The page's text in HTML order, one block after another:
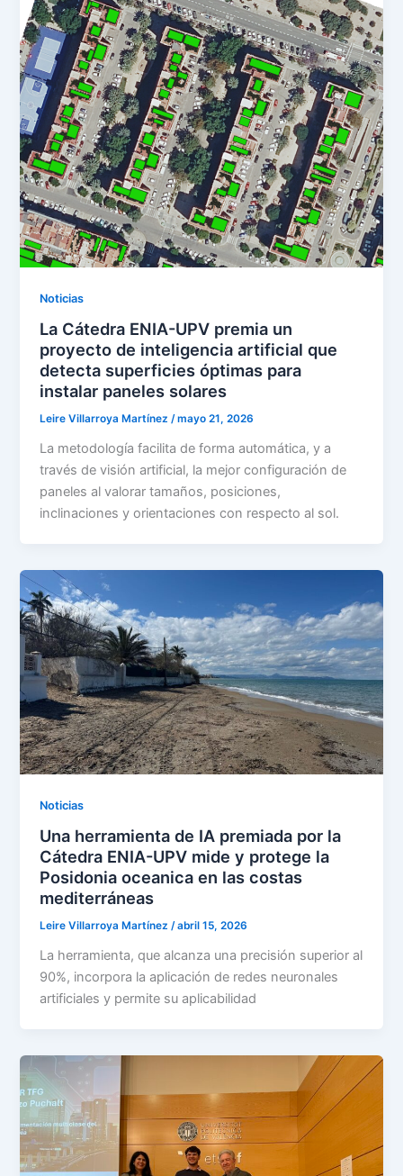
Noticias
La Cátedra ENIA-UPV premia un
proyecto de inteligencia artificial que
detecta superficies óptimas para
instalar paneles solares
Leire Villarroya Martínez/mayo 21, 2026
La metodología facilita de forma automática, y a
través de visión artificial, la mejor configuración de
paneles al valorar tamaños, posiciones,
inclinaciones y orientaciones con respecto al sol.
Noticias
Una herramienta de IA premiada por la
Cátedra ENIA-UPV mide y protege la
Posidonia oceanica en las costas
mediterráneas
Leire Villarroya Martínez/abril 15, 2026
La herramienta, que alcanza una precisión superior al
90%, incorpora la aplicación de redes neuronales
artificiales y permite su aplicabilidad